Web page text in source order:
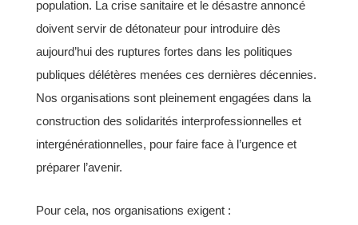
population. La crise sanitaire et le désastre annoncé
doivent servir de détonateur pour introduire dès
aujourd’hui des ruptures fortes dans les politiques
publiques délétères menées ces dernières décennies.
Nos organisations sont pleinement engagées dans la
construction des solidarités interprofessionnelles et
intergénérationnelles, pour faire face à l’urgence et
préparer l’avenir.
Pour cela, nos organisations exigent :